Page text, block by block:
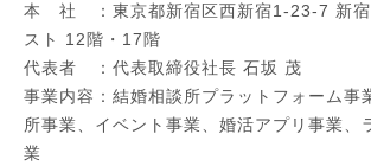
本 社 ：東京都新宿区西新宿1-23-7 新宿
スト 12階・17階
代表者 ：代表取締役社長 石坂 茂
事業内容：結婚相談所プラットフォーム事
所事業、イベント事業、婚活アプリ事業、
業